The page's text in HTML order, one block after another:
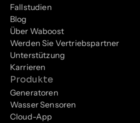
Fallstudien
Blog
Über Waboost
Werden Sie Vertriebspartner
Unterstützung
Karrieren
Produkte
Generatoren
Wasser Sensoren
Cloud-App